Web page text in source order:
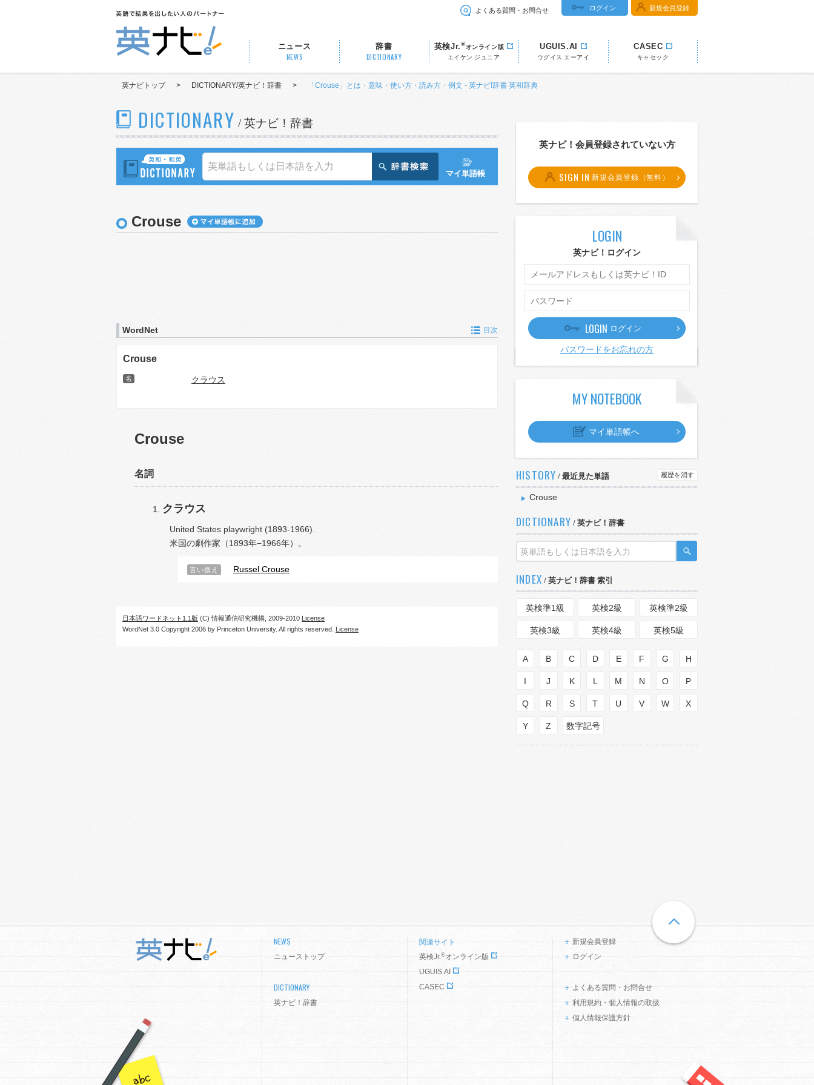
よくある質問・お問合せ ログイン 新規会員登録
ニュース
NEWS
辞書
DICTIONARY
英検Jr.®オンライン版
エイケン ジュニア
UGUIS.AI
ウグイス エーアイ
CASEC
キャセック
英ナビトップ > DICTIONARY/英ナビ！辞書 > 「Crouse」とは・意味・使い方・読み方・例文 - 英ナビ!辞書 英和辞典
DICTIONARY / 英ナビ！辞書
マイ単語帳
Crouse
WordNet 目次
Crouse
名 クラウス
Crouse
名詞
クラウス
United States playwright (1893-1966).
米国の劇作家（1893年−1966年）。
言い換え Russel Crouse
日本語ワードネット1.1版 (C) 情報通信研究機構, 2009-2010 License
WordNet 3.0 Copyright 2006 by Princeton University. All rights reserved. License
英ナビ！会員登録されていない方
SIGN IN 新規会員登録（無料）
LOGIN
英ナビ！ログイン
LOGIN ログイン
パスワードをお忘れの方
MY NOTEBOOK
マイ単語帳へ
HISTORY / 最近見た単語 履歴を消す
Crouse
DICTIONARY / 英ナビ！辞書
INDEX / 英ナビ！辞書 索引
英検準1級 英検2級 英検準2級
英検3級 英検4級 英検5級
A B C D E F G H
I J K L M N O P
Q R S T U V W X
Y Z 数字記号
NEWS
ニューストップ
DICTIONARY
英ナビ！辞書
関連サイト
英検Jr.®オンライン版
UGUIS.AI
CASEC
新規会員登録
ログイン
よくある質問・お問合せ
利用規約・個人情報の取扱
個人情報保護方針